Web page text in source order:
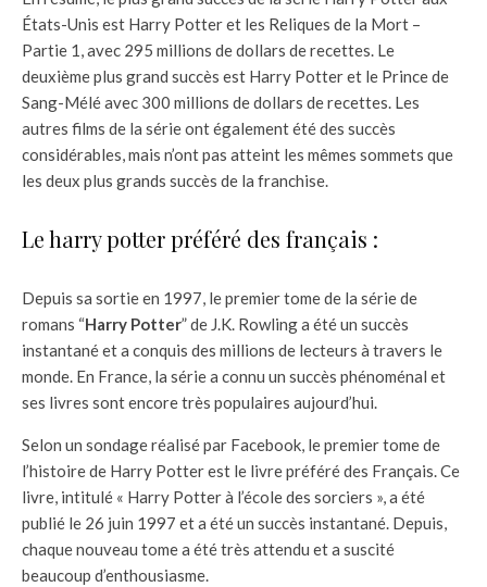
États-Unis est Harry Potter et les Reliques de la Mort –
Partie 1, avec 295 millions de dollars de recettes. Le
deuxième plus grand succès est Harry Potter et le Prince de
Sang-Mélé avec 300 millions de dollars de recettes. Les
autres films de la série ont également été des succès
considérables, mais n’ont pas atteint les mêmes sommets que
les deux plus grands succès de la franchise.
Le harry potter préféré des français :
Depuis sa sortie en 1997, le premier tome de la série de
romans “Harry Potter” de J.K. Rowling a été un succès
instantané et a conquis des millions de lecteurs à travers le
monde. En France, la série a connu un succès phénoménal et
ses livres sont encore très populaires aujourd’hui.
Selon un sondage réalisé par Facebook, le premier tome de
l’histoire de Harry Potter est le livre préféré des Français. Ce
livre, intitulé « Harry Potter à l’école des sorciers », a été
publié le 26 juin 1997 et a été un succès instantané. Depuis,
chaque nouveau tome a été très attendu et a suscité
beaucoup d’enthousiasme.